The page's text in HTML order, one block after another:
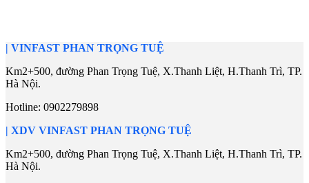
| VINFAST PHAN TRỌNG TUỆ
Km2+500, đường Phan Trọng Tuệ, X.Thanh Liệt, H.Thanh Trì, TP.
Hà Nội.
Hotline: 0902279898
| XDV VINFAST PHAN TRỌNG TUỆ
Km2+500, đường Phan Trọng Tuệ, X.Thanh Liệt, H.Thanh Trì, TP.
Hà Nội.